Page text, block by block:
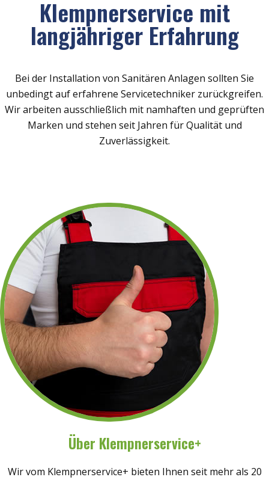
Klempnerservice mit
langjähriger Erfahrung
Bei der Installation von Sanitären Anlagen sollten Sie
unbedingt auf erfahrene Servicetechniker zurückgreifen.
Wir arbeiten ausschließlich mit namhaften und geprüften
Marken und stehen seit Jahren für Qualität und
Zuverlässigkeit.
Über Klempnerservice+
Wir vom Klempnerservice+ bieten Ihnen seit mehr als 20